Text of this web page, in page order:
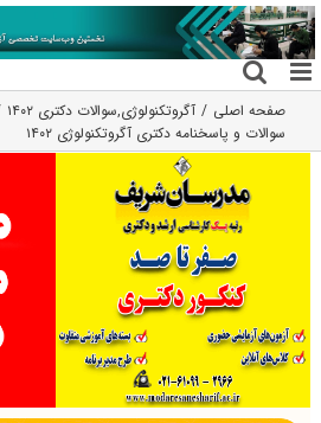
رفتن
به
محتوا
صفحه اصلی آگروتکنولوژی,سوالات دکتری ۱۴۰۲
سوالات و پاسخنامه دکتری آگروتکنولوژی ۱۴۰۲